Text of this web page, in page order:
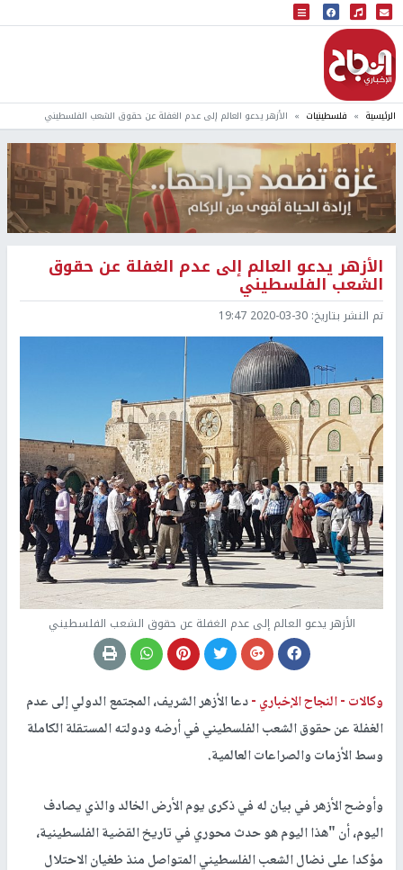
البث المباشر
إذاعة النجاح
الرئيسية فلسطينيات الأزهر يدعو العالم إلى عدم الغفلة عن حقوق الشعب الفلسطيني
الأزهر يدعو العالم إلى عدم الغفلة عن حقوق
الشعب الفلسطيني
تم النشر بتاريخ: 2020-03-30 19:47
الأزهر يدعو العالم إلى عدم الغفلة عن حقوق الشعب الفلسطيني
وكالات -النجاح الإخباري -دعا الأزهر الشريف، المجتمع الدولي إلى عدم
الغفلة عن حقوق الشعب الفلسطيني في أرضه ودولته المستقلة الكاملة
وسط الأزمات والصراعات العالمية.
وأوضح الأزهر في بيان له في ذكرى يوم الأرض الخالد والذي يصادف
اليوم، أن "هذا اليوم هو حدث محوري في تاريخ القضية الفلسطينية،
مؤكدا على نضال الشعب الفلسطيني المتواصل منذ طغيان الاحتلال